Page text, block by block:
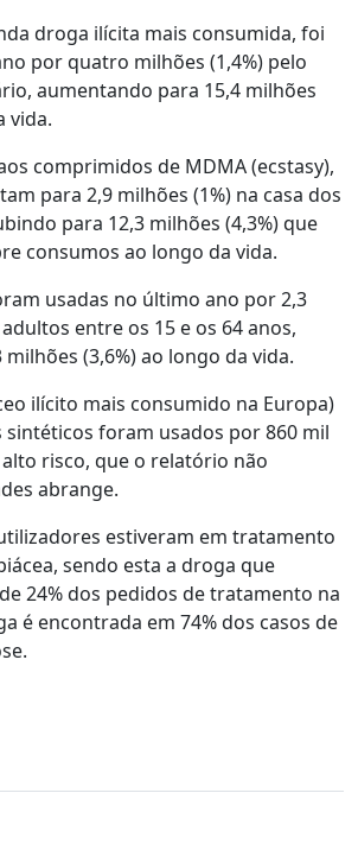
droga ilícita mais consumida, foi
por quatro milhões (1,4%) pelo
aumentando para 15,4 milhões
vida.
comprimidos de MDMA (ecstasy),
para 2,9 milhões (1%) na casa dos
para 12,3 milhões (4,3%) que
consumos ao longo da vida.
usadas no último ano por 2,3
entre os 15 e os 64 anos,
(3,6%) ao longo da vida.
ilícito mais consumido na Europa)
sintéticos foram usados por 860 mil
risco, que o relatório não
abrange.
estiveram em tratamento
sendo esta a droga que
24% dos pedidos de tratamento na
é encontrada em 74% dos casos de